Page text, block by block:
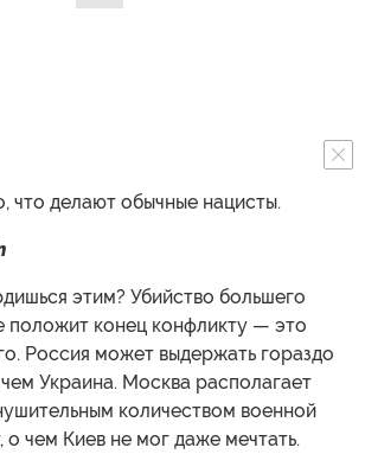
что делают обычные нацисты.
этим? Убийство большего
положит конец конфликту — это
Россия может выдержать гораздо
Украина. Москва располагает
количеством военной
о чем Киев не мог даже мечтать.